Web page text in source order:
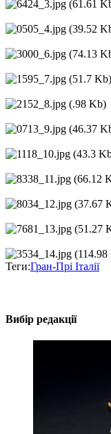
Теги:Гран-Прі Італії
Вибір редакції